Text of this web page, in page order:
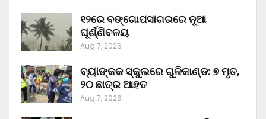
୧୨ରେ ବଙ୍ଗୋପସାଗରରେ ନୂଆ
ଘୂର୍ଣ୍ଣିବଳୟ
Aug 7, 2026
ବ୍ୟାଙ୍କକ ସ୍କୁଲରେ ଗୁଳିକାଣ୍ଡ: ୭ ମୃତ,
୨୦ ଛାତ୍ର ଆହତ
Aug 7, 2026